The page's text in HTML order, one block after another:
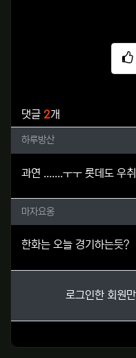
댓글 2개
하루방산님의
하루방산
과연 .......ㅜㅜ 롯데도 우
마자요옹님의
마자요옹
한화는 오늘 경기하는듯?
로그인한 회원